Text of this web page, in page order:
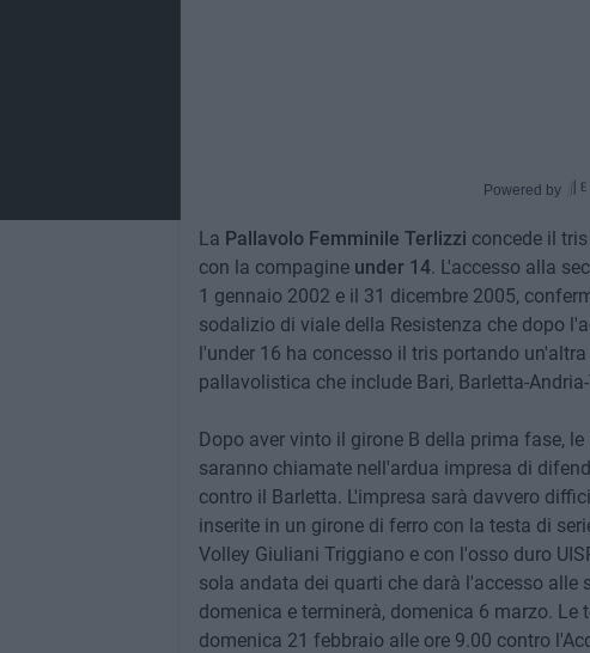
Powered by
La Pallavolo Femminile Terlizzi concede il
con la compagine under 14. L'accesso alla
1 gennaio 2002 e il 31 dicembre 2005,
sodalizio di viale della Resistenza che dopo
l'under 16 ha concesso il tris portando
pallavolistica che include Bari, Barletta-
Dopo aver vinto il girone B della prima fase,
saranno chiamate nell'ardua impresa di
contro il Barletta. L'impresa sarà davvero
inserite in un girone di ferro con la testa di
Volley Giuliani Triggiano e con l'osso duro
sola andata dei quarti che darà l'accesso
domenica e terminerà, domenica 6 marzo.
domenica 21 febbraio alle ore 9.00 contro